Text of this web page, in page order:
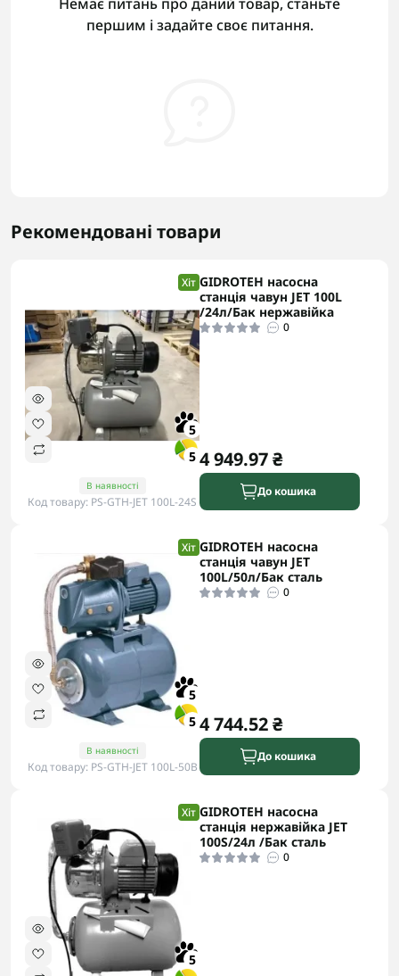
першим і задайте своє питання.
Рекомендовані товари
Хіт
5
5
В наявності
Код товару: PS-GTH-JET 100L-24S
GIDROTEH насосна
станція чавун JET 100L
/24л/Бак нержавійка
0
4 949.97 ₴
До кошика
Хіт
5
5
В наявності
Код товару: PS-GTH-JET 100L-50B
GIDROTEH насосна
станція чавун JET
100L/50л/Бак сталь
0
4 744.52 ₴
До кошика
Хіт
5
GIDROTEH насосна
станція нержавійка JET
100S/24л /Бак сталь
0